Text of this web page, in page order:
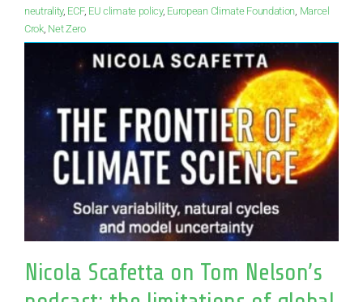
neutrality, ECF, EU climate policy, European Climate Foundation Marcel
Crok, Net Zero
Nicola Scafetta on Tom Nelson’s